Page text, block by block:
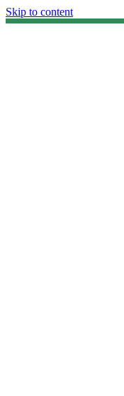
Skip to content